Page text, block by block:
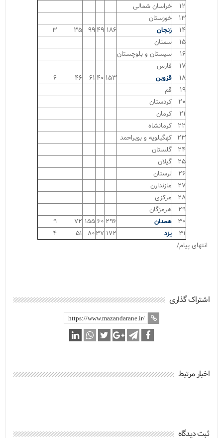
۱۲
خراسان شمالی
۱۳
خوزستان
۱۴
زنجان ۱۸۶ ۴۹ ۹۹ ۳۵
۳
۱۵
سمنان
۱۶
سیستان و بلوچستان
۱۷
فارس
۱۸
قزوین ۱۵۳ ۴۰ ۶۱ ۴۶
۶
۱۹
قم
۲۰
کردستان
۲۱
کرمان
۲۲
کرمانشاه
۲۳ کهگیلویه و بویراحمد
۲۴
گلستان
۲۵
گیلان
۲۶
لرستان
۲۷
مازندارن
۲۸
مرکزی
۲۹
هرمزگان
۳۰
همدان ۲۹۶ ۶۰ ۱۵۵ ۷۲
۹
۳۱
یزد ۱۷۲ ۳۷۸۰ ۵۱
۴
انتهای پیام/
اشتراک گذاری
اخبار مرتبط
ثبت دیدگاه